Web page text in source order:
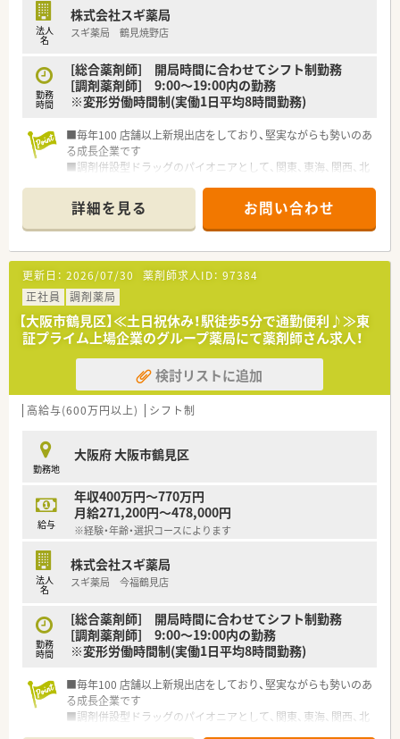
【職場環境と雰囲気】
な部長から高度な専門知識を直接学べる貴重な職場環境です。
■医師や看護師、リハビリスタッフとの垣根が低く相談しやすい
雰囲気があり、チーム医療の一員として実感を持ちながら働けま
■職員食堂が完備されているため休憩時間もリラックスして過
ごすことができ、福利厚生が充実しているため職員の定着率も良
好です。
法人
名
株式会社スギ薬局
スギ薬局 鶴見焼野店
勤務
時間
[総合薬剤師] 開局時間に合わせてシフト制勤務
[調剤薬剤師] 9:00～19:00内の勤務
※変形労働時間制(実働1日平均8時間勤務)
■毎年100 店舗以上新規出店をしており、堅実ながらも勢いのあ
る成長企業です
■調剤併設型ドラッグのパイオニアとして、関東、東海、関西、北
■研修制度は様々なプランがあり、集合研修だけでなく任意で受
講可能な研修も幅広く用意されています
■店舗で活躍する従業員、社外で活躍する従業員、将来経営幹部
となる従業員など、薬剤師として様々な活躍ができるフィールド
を用意されています
■総合薬剤師・調剤薬剤師（土日休み・19時までの勤務）どちらか
の働き方を選択できます
■調剤併設型だけでなく「医療モール・クリニック併設店舗」「敷
地内薬局」「訪問調剤特化型店舗」など様々な店舗を運営してい
ます
■在宅医療にも積極的取り組んでおり「訪問調剤特化型店舗」を
50店舗以上、無菌調剤室は業界最多の51店舗設置しています
■「プラチナくるみん認定企業」「健康経営優良法人2023（大規模
法人部門）認定」等を取得し一人ひとりが働きやすい環境が整備
があるのも特徴です
詳細を見る お問い合わせ
更新日： 2026/07/30 薬剤師求人ID： 97384
正社員
調剤薬局
【大阪市鶴見区】≪土日祝休み！駅徒歩5分で通勤便利♪≫東
証プライム上場企業のグループ薬局にて薬剤師さん求人！
検討リストに追加
高給与(600万円以上) シフト制
勤務地
大阪府 大阪市鶴見区
給与
年収400万円～770万円
月給271,200円～478,000円
※経験・年齢・選択コースによります
法人
名
株式会社スギ薬局
スギ薬局 今福鶴見店
勤務
時間
[総合薬剤師] 開局時間に合わせてシフト制勤務
[調剤薬剤師] 9:00～19:00内の勤務
※変形労働時間制(実働1日平均8時間勤務)
■毎年100 店舗以上新規出店をしており、堅実ながらも勢いのあ
る成長企業です
■調剤併設型ドラッグのパイオニアとして、関東、東海、関西、北